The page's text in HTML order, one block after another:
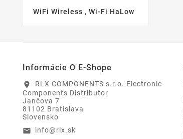
WiFi Wireless , Wi-Fi HaLow
Informácie O E-Shope
location_on
RLX COMPONENTS s.r.o. Electronic
Components Distributor
Jančova 7
81102 Bratislava
Slovensko
email info@rlx.sk